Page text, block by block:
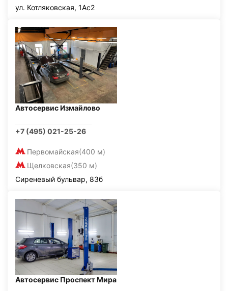
ул. Котляковская, 1Ас2
Автосервис Измайлово
+7 (495) 021-25-26
Первомайская(400 м)
Щелковская(350 м)
Сиреневый бульвар, 83б
Автосервис Проспект Мира